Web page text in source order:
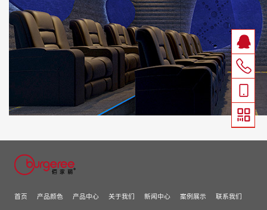
ACOUSTIC TEST
首页 产品颜色 产品中心 关于我们 新闻中心 案例展示 联系我们